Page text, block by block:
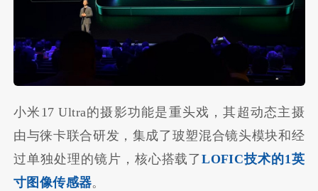
小米17 Ultra的摄影功能是重头戏，其超动态主摄
由与徕卡联合研发，集成了玻塑混合镜头模块和经
过单独处理的镜片，核心搭载了LOFIC技术的1英
寸图像传感器。